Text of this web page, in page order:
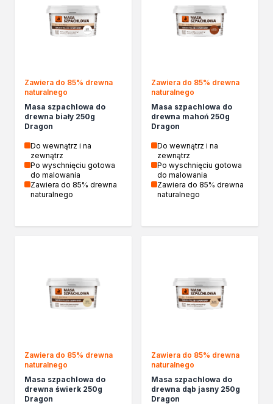
Izolacje i impregnaty budowlane
Folie w płynie
Impregnaty specjalistyczne
Środki bioochronne
Masy szpachlowe budowlane
Środki czyszczące
Malowanie, ochrona i dekoracja
Bejce
Lakierobejce
Farby w aerozolu
Impregnaty dekoracyjne
Chemia gospodarcza
Odkamieniacze
Preparaty udrażniające
Żywice
Zmywacze
Produkty do reperacji nadwozi
Szpachlówki
Zawiera do 85% drewna
naturalnego
Masa szpachlowa do
drewna biały 250g
Dragon
Do wewnątrz i na
zewnątrz
Po wyschnięciu gotowa
do malowania
Zawiera do 85% drewna
naturalnego
Zawiera do 85% drewna
naturalnego
Masa szpachlowa do
drewna mahoń 250g
Dragon
Do wewnątrz i na
zewnątrz
Po wyschnięciu gotowa
do malowania
Zawiera do 85% drewna
naturalnego
Zawiera do 85% drewna
naturalnego
Masa szpachlowa do
drewna świerk 250g
Dragon
Zawiera do 85% drewna
naturalnego
Masa szpachlowa do
drewna dąb jasny 250g
Dragon